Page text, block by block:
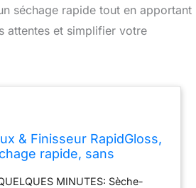
séchage rapide tout en apportant
attentes et simplifier votre
& Finisseur RapidGloss,
rapide, sans
MINUTES: Sèche-